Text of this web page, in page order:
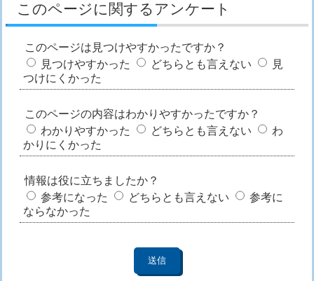
このページに関するアンケート
このページは見つけやすかったですか？
見つけやすかった
どちらとも言えない
見
つけにくかった
このページの内容はわかりやすかったですか？
わかりやすかった
どちらとも言えない
わ
かりにくかった
情報は役に立ちましたか？
参考になった
どちらとも言えない
参考に
ならなかった